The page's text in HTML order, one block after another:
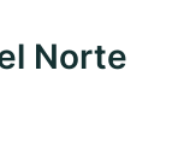
Norte